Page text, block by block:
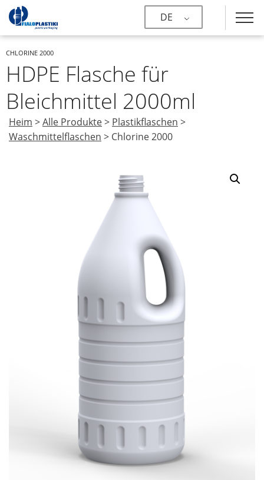
DE
CHLORINE 2000
HDPE Flasche für
Bleichmittel 2000ml
Heim >Alle Produkte> Plastikflaschen >
Waschmittelflaschen > Chlorine 2000